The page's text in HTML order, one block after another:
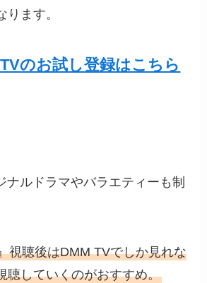
ります。
のお試し登録はこちら
ナルドラマやバラエティーも制
視聴後はDMM TVでしか見れな
聴していくのがおすすめ。